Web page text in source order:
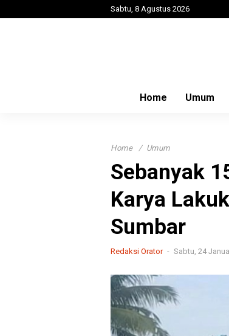
Sabtu, 8 Agustus 2026
Home Umum
Home Umum
Sebanyak
Karya
Sumbar
Redaksi Orator Sabtu, 24